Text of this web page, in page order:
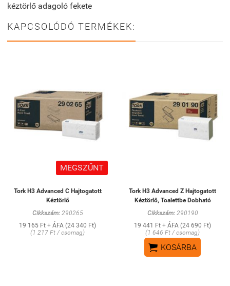
kéztörlő adagoló fekete
KAPCSOLÓDÓ TERMÉKEK:
MEGSZŰNT
Tork H3 Advanced C Hajtogatott
Kéztörlő
Cikkszám:290265
19 165 Ft + ÁFA (24 340 Ft)
(1 217 Ft / csomag)
Tork H3 Advanced Z Hajtogatott
Kéztörlő, Toalettbe Dobható
Cikkszám:290190
19 441 Ft + ÁFA (24 690 Ft)
(1 646 Ft / csomag)
 KOSÁRBA